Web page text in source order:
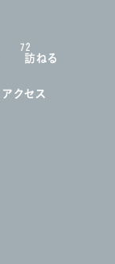
訪ねる
72
アクセス